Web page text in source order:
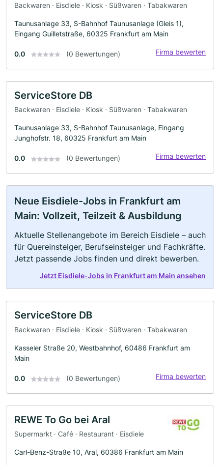
Backwaren · Eisdiele · Kiosk · Süßwaren · Tabakwaren
Taunusanlage 33, S-Bahnhof Taunusanlage (Gleis 1),
Eingang Guilletstraße, 60325 Frankfurt am Main
0.0 (0 Bewertungen) Firma bewerten
ServiceStore DB
Backwaren · Eisdiele · Kiosk · Süßwaren · Tabakwaren
Taunusanlage 33, S-Bahnhof Taunusanlage, Eingang
Junghofstr. 18, 60325 Frankfurt am Main
0.0 (0 Bewertungen) Firma bewerten
Neue Eisdiele-Jobs in Frankfurt am
Main: Vollzeit, Teilzeit & Ausbildung
Aktuelle Stellenangebote im Bereich Eisdiele – auch
für Quereinsteiger, Berufseinsteiger und Fachkräfte.
Jetzt passende Jobs finden und direkt bewerben.
Jetzt Eisdiele-Jobs in Frankfurt am Main ansehen
ServiceStore DB
Backwaren · Eisdiele · Kiosk · Süßwaren · Tabakwaren
Kasseler Straße 20, Westbahnhof, 60486 Frankfurt am
Main
0.0 (0 Bewertungen) Firma bewerten
REWE To Go bei Aral
Supermarkt · Café · Restaurant · Eisdiele
Carl-Benz-Straße 10, Aral, 60386 Frankfurt am Main